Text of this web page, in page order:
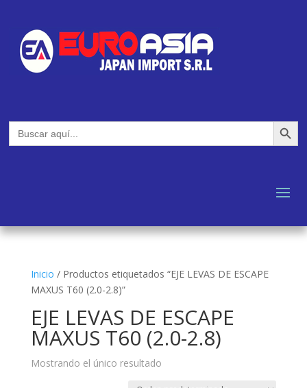
Buscar: Botón de
Inicio / Productos etiquetados “EJE LEVAS DE ESCAPE
MAXUS T60 (2.0-2.8)”
EJE LEVAS DE ESCAPE
MAXUS T60 (2.0-2.8)
Mostrando el único resultado